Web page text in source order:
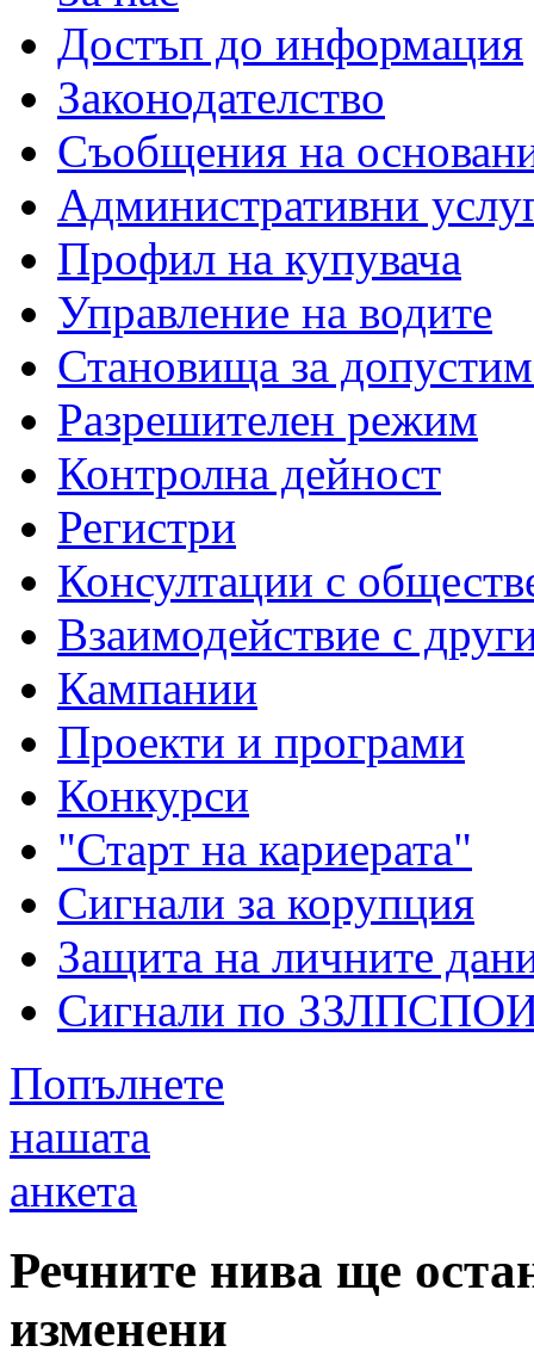
Достъп до информация
Законодателство
Съобщения на
Административни
Профил на купувача
Управление на водите
Становища за
Разрешителен режим
Контролна дейност
Регистри
Консултации с
Взаимодействие с
Кампании
Проекти и програми
Конкурси
"Старт на кариерата"
Сигнали за корупция
Защита на личните
Сигнали по
Попълнете
нашата
анкета
Речните нива ще
изменени